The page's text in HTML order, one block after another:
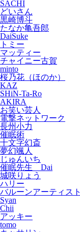
SACHI
どいさん
黒崎博斗
たなか亀吾郎
DaiSuke
トミー
マッティー
チャイニー古賀
minto
桜乃花（ほのか）
KAZ
SHiN-Ta-Ro
AKIRA
お笑い芸人
電撃ネットワーク
長州小力
催眠術
十文字幻斎
夢幻颯人
じゅんいち
催眠先生 Dai
城咲りょう
ハリー
バルーンアーティスト
Syan
Chii
アッキー
tomo